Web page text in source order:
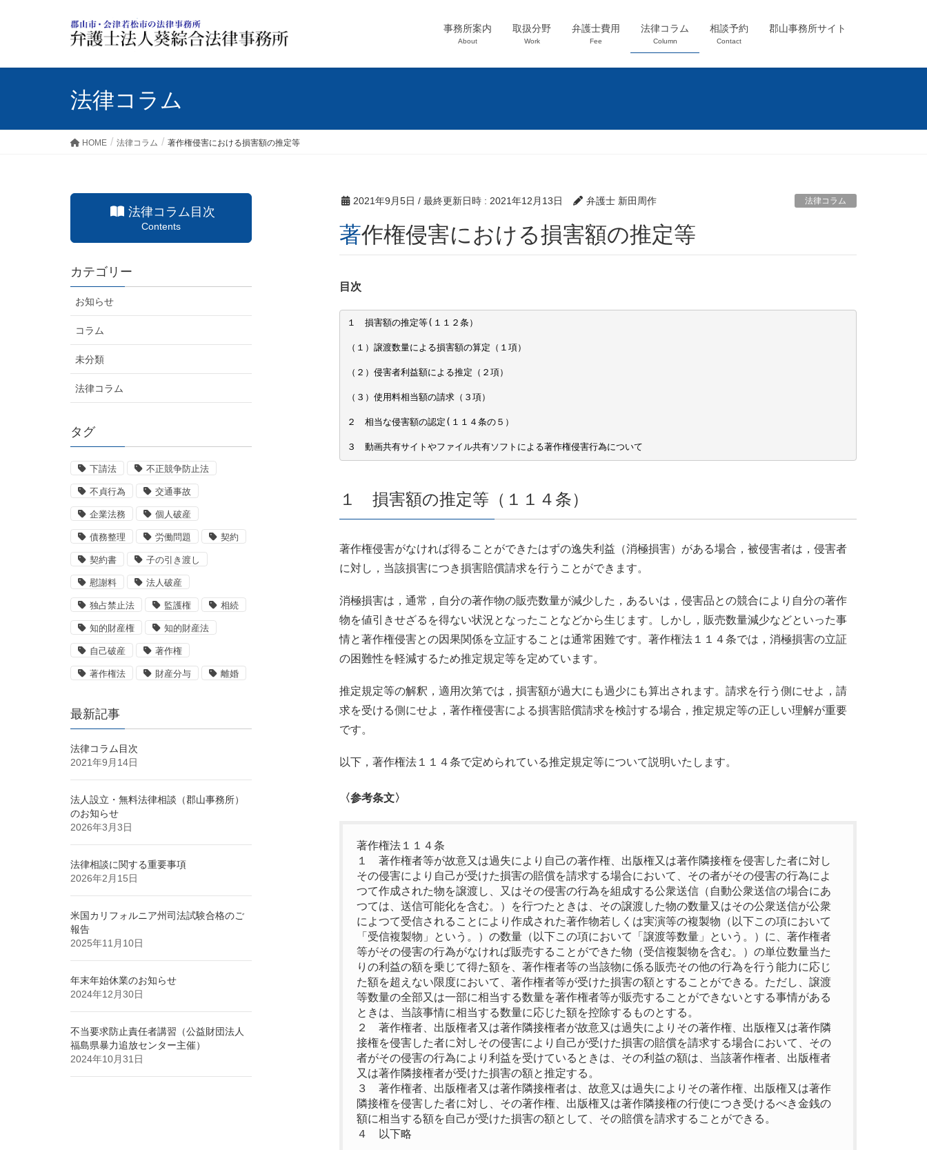
事務所案内
About
取扱分野
Work
弁護士費用
Fee
法律コラム
Column
相談予約
Contact
郡山事務所サイト
法律コラム
HOME 法律コラム 著作権侵害における損害額の推定等
2021年9月5日 / 最終更新日時 : 2021年12月13日 弁護士 新田周作 法律コラム
著作権侵害における損害額の推定等
目次
１　損害額の推定等(１１２条）
（１）譲渡数量による損害額の算定（１項）
（２）侵害者利益額による推定（２項）
（３）使用料相当額の請求（３項）
２　相当な侵害額の認定(１１４条の５）
３　動画共有サイトやファイル共有ソフトによる著作権侵害行為について
１ 損害額の推定等（１１４条）
著作権侵害がなければ得ることができたはずの逸失利益（消極損害）がある場合，被侵害者は，侵害者
に対し，当該損害につき損害賠償請求を行うことができます。
消極損害は，通常，自分の著作物の販売数量が減少した，あるいは，侵害品との競合により自分の著作
物を値引きせざるを得ない状況となったことなどから生じます。しかし，販売数量減少などといった事
情と著作権侵害との因果関係を立証することは通常困難です。著作権法１１４条では，消極損害の立証
の困難性を軽減するため推定規定等を定めています。
推定規定等の解釈，適用次第では，損害額が過大にも過少にも算出されます。請求を行う側にせよ，請
求を受ける側にせよ，著作権侵害による損害賠償請求を検討する場合，推定規定等の正しい理解が重要
です。
以下，著作権法１１４条で定められている推定規定等について説明いたします。
〈参考条文〉
著作権法１１４条
１ 著作権者等が故意又は過失により自己の著作権、出版権又は著作隣接権を侵害した者に対し
その侵害により自己が受けた損害の賠償を請求する場合において、その者がその侵害の行為によ
つて作成された物を譲渡し、又はその侵害の行為を組成する公衆送信（自動公衆送信の場合にあ
つては、送信可能化を含む。）を行つたときは、その譲渡した物の数量又はその公衆送信が公衆
によつて受信されることにより作成された著作物若しくは実演等の複製物（以下この項において
「受信複製物」という。）の数量（以下この項において「譲渡等数量」という。）に、著作権者
等がその侵害の行為がなければ販売することができた物（受信複製物を含む。）の単位数量当た
りの利益の額を乗じて得た額を、著作権者等の当該物に係る販売その他の行為を行う能力に応じ
た額を超えない限度において、著作権者等が受けた損害の額とすることができる。ただし、譲渡
等数量の全部又は一部に相当する数量を著作権者等が販売することができないとする事情がある
ときは、当該事情に相当する数量に応じた額を控除するものとする。
２ 著作権者、出版権者又は著作隣接権者が故意又は過失によりその著作権、出版権又は著作隣
接権を侵害した者に対しその侵害により自己が受けた損害の賠償を請求する場合において、その
者がその侵害の行為により利益を受けているときは、その利益の額は、当該著作権者、出版権者
又は著作隣接権者が受けた損害の額と推定する。
３ 著作権者、出版権者又は著作隣接権者は、故意又は過失によりその著作権、出版権又は著作
隣接権を侵害した者に対し、その著作権、出版権又は著作隣接権の行使につき受けるべき金銭の
額に相当する額を自己が受けた損害の額として、その賠償を請求することができる。
４ 以下略
法律コラム目次
Contents
カテゴリー
お知らせ
コラム
未分類
法律コラム
タグ
下請法 不正競争防止法
不貞行為 交通事故
企業法務 個人破産
債務整理 労働問題 契約
契約書 子の引き渡し
慰謝料 法人破産
独占禁止法 監護権 相続
知的財産権 知的財産法
自己破産 著作権
著作権法 財産分与 離婚
最新記事
法律コラム目次
2021年9月14日
法人設立・無料法律相談（郡山事務所）
のお知らせ
2026年3月3日
法律相談に関する重要事項
2026年2月15日
米国カリフォルニア州司法試験合格のご
報告
2025年11月10日
年末年始休業のお知らせ
2024年12月30日
不当要求防止責任者講習（公益財団法人
福島県暴力追放センター主催）
2024年10月31日